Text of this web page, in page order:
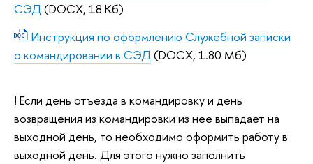
СЭД (DOCX, 18 Кб)
Инструкция по оформлению Служебной записки
о командировании в СЭД (DOCX, 1.80 Мб)
! Если день отъезда в командировку и день
возвращения из командировки из нее выпадает на
выходной день, то необходимо оформить работу в
выходной день. Для этого нужно заполнить